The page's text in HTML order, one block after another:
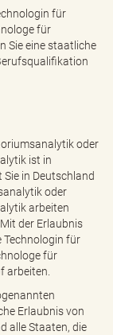
für
für
Sie eine staatliche
oder
ist in
in Deutschland
oder
arbeiten
der Erlaubnis
Technologin für
für
arbeiten.
Erlaubnis von
alle Staaten, die